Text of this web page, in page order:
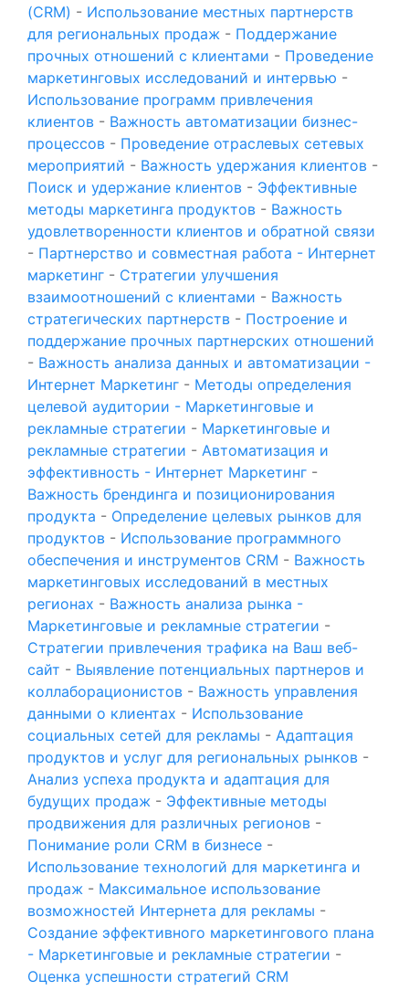
(CRM) - Использование местных партнерств
для региональных продаж - Поддержание
прочных отношений с клиентами - Проведение
маркетинговых исследований и интервью -
Использование программ привлечения
клиентов - Важность автоматизации бизнес-
процессов - Проведение отраслевых сетевых
мероприятий - Важность удержания клиентов -
Поиск и удержание клиентов - Эффективные
методы маркетинга продуктов - Важность
удовлетворенности клиентов и обратной связи
- Партнерство и совместная работа - Интернет
маркетинг - Стратегии улучшения
взаимоотношений с клиентами - Важность
стратегических партнерств - Построение и
поддержание прочных партнерских отношений
- Важность анализа данных и автоматизации -
Интернет Маркетинг - Методы определения
целевой аудитории - Маркетинговые и
рекламные стратегии - Маркетинговые и
рекламные стратегии - Автоматизация и
эффективность - Интернет Маркетинг -
Важность брендинга и позиционирования
продукта - Определение целевых рынков для
продуктов - Использование программного
обеспечения и инструментов CRM - Важность
маркетинговых исследований в местных
регионах - Важность анализа рынка -
Маркетинговые и рекламные стратегии -
Стратегии привлечения трафика на Ваш веб-
сайт - Выявление потенциальных партнеров и
коллаборационистов - Важность управления
данными о клиентах - Использование
социальных сетей для рекламы - Адаптация
продуктов и услуг для региональных рынков -
Анализ успеха продукта и адаптация для
будущих продаж - Эффективные методы
продвижения для различных регионов -
Понимание роли CRM в бизнесе -
Использование технологий для маркетинга и
продаж - Максимальное использование
возможностей Интернета для рекламы -
Создание эффективного маркетингового плана
- Маркетинговые и рекламные стратегии -
Оценка успешности стратегий CRM